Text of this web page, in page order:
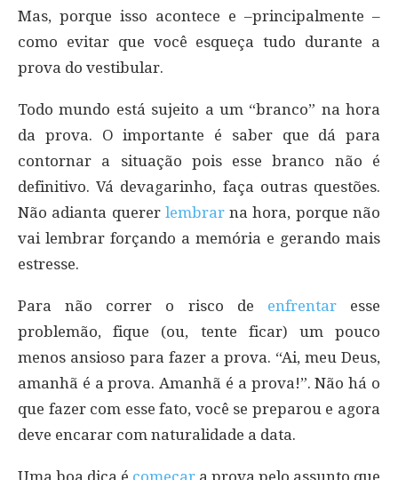
Mas, porque isso acontece e –principalmente –
como evitar que você esqueça tudo durante a
prova do vestibular.
Todo mundo está sujeito a um “branco” na hora
da prova. O importante é saber que dá para
contornar a situação pois esse branco não é
definitivo. Vá devagarinho, faça outras questões.
Não adianta querer lembrarna hora, porque não
vai lembrar forçando a memória e gerando mais
estresse.
Para não correr o risco de enfrentaresse
problemão, fique (ou, tente ficar) um pouco
menos ansioso para fazer a prova. “Ai, meu Deus,
amanhã é a prova. Amanhã é a prova!”. Não há o
que fazer com esse fato, você se preparou e agora
deve encarar com naturalidade a data.
Uma boa dica é começar a prova pelo assunto que